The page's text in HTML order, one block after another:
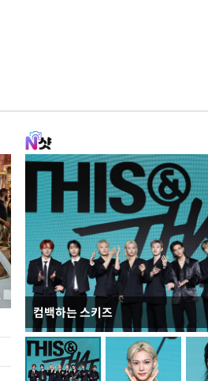
컴백하는 스키즈
지석천 뒤덮은 개구리밥